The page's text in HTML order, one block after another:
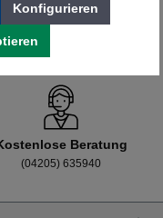
Topmarken
Faire Preise
Beratung
(04205) 635940
Konfigurieren